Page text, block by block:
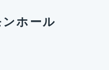
ホール